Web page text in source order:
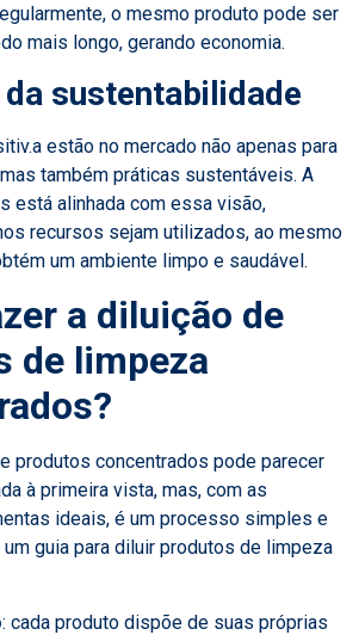
o mesmo produto pode ser
mais longo, gerando economia.
sustentabilidade
estão no mercado não apenas para
também práticas sustentáveis. A
está alinhada com essa visão,
recursos sejam utilizados, ao mesmo
um ambiente limpo e saudável.
a diluição de
de limpeza
produtos concentrados pode parecer
à primeira vista, mas, com as
ideais, é um processo simples e
guia para diluir produtos de limpeza
: cada produto dispõe de suas próprias